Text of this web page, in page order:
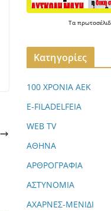
Τα
Kατηγορίες
100 ΧΡΟΝΙΑ ΑΕΚ
E-FILADELFEIA
WEB TV
ΑΘΗΝΑ
ΑΡΘΡΟΓΡΑΦΙΑ
ΑΣΤΥΝΟΜΙΑ
ΑΧΑΡΝΕΣ-ΜΕΝΙΔΙ